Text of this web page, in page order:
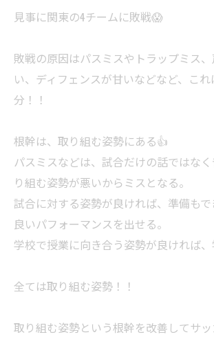
見事に関東の4チームに敗戦😱
敗戦の原因はパスミスやトラップミス
い、ディフェンスが甘いなどなど、こ
分！！
根幹は、取り組む姿勢にある👍
パスミスなどは、試合だけの話ではな
り組む姿勢が悪いからミスとなる。
試合に対する姿勢が良ければ、準備も
良いパフォーマンスを出せる。
学校で授業に向き合う姿勢が良ければ、
全ては取り組む姿勢！！
取り組む姿勢という根幹を改善してサ